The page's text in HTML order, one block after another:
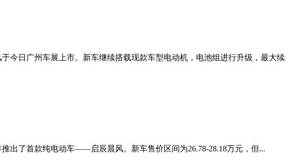
今日广州车展上市。新车继续搭载现款车型电动机，电池组进行升级，最大续
出了首款纯电动车——启辰晨风。新车售价区间为26.78-28.18万元，但...